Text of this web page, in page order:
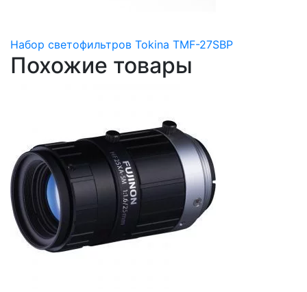
Набор светофильтров Tokina TMF-27SBP
Похожие товары